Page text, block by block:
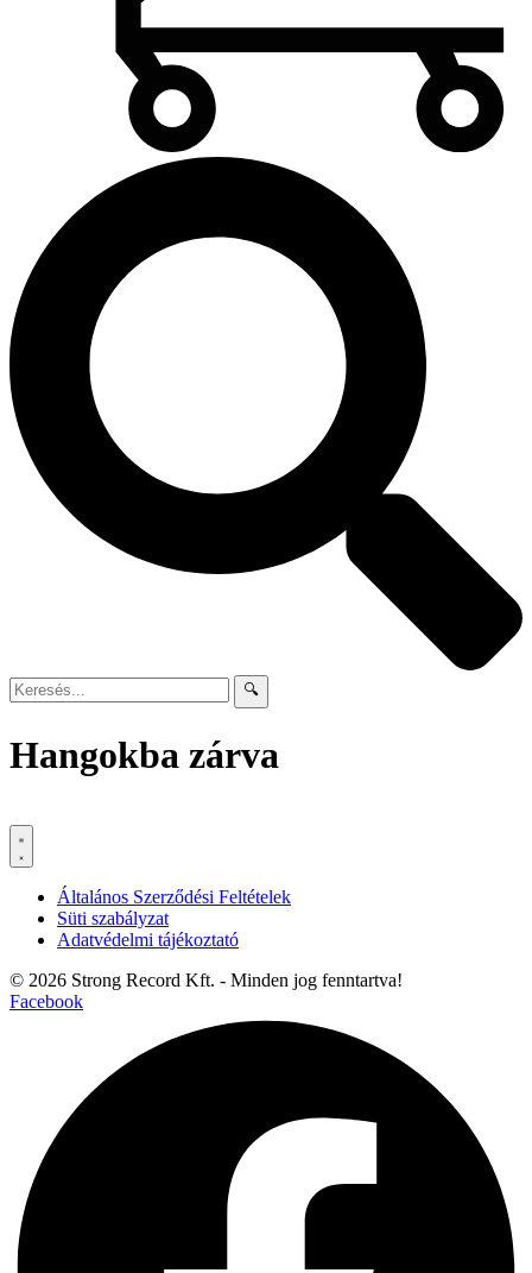
🔍
Hangokba zárva
Általános Szerződési Feltételek
Süti szabályzat
Adatvédelmi tájékoztató
© 2026 Strong Record Kft. - Minden jog fenntartva!
Facebook